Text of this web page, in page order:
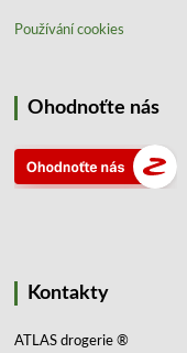
Používání cookies
Ohodnoťte nás
Kontakty
ATLAS drogerie ®